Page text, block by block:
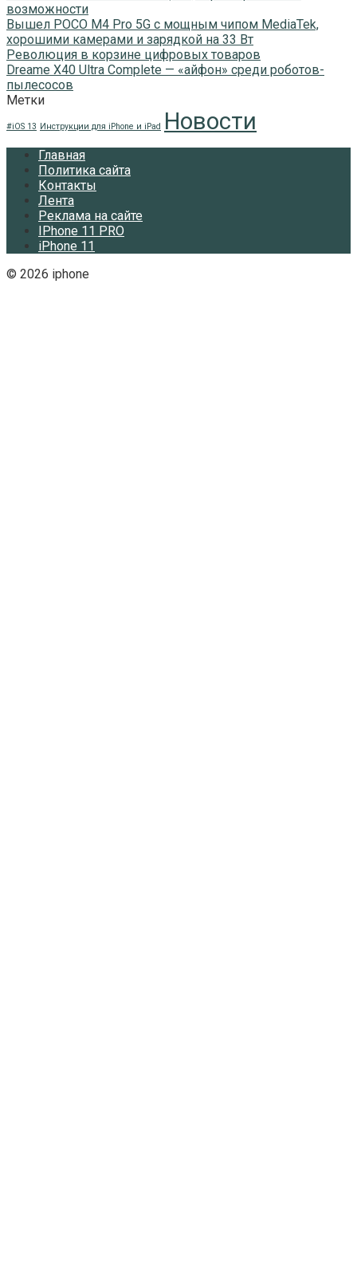
возможности
Вышел POCO M4 Pro 5G с мощным чипом MediaTek,
хорошими камерами и зарядкой на 33 Вт
Революция в корзине цифровых товаров
Dreame X40 Ultra Complete — «айфон» среди роботов-
пылесосов
Метки
#iOS 13 Инструкции для iPhone и iPad Новости
Главная
Политика сайта
Контакты
Лента
Реклама на сайте
IPhone 11 PRO
iPhone 11
© 2026 iphone